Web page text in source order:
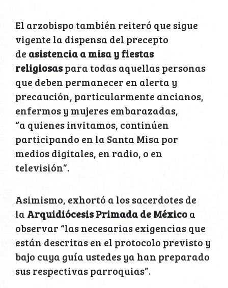
El arzobispo también reiteró que sigue
vigente la dispensa del precepto
de asistencia a misa y fiestas
religiosaspara todas aquellas personas
que deben permanecer en alerta y
precaución, particularmente ancianos,
enfermos y mujeres embarazadas,
“a quienes invitamos, continúen
participando en la Santa Misa por
medios digitales, en radio, o en
televisión”.
Asimismo, exhortó a los sacerdotes de
la Arquidiócesis Primada de Méxicoa
observar “las necesarias exigencias que
están descritas en el protocolo previsto y
bajo cuya guía ustedes ya han preparado
sus respectivas parroquias”.